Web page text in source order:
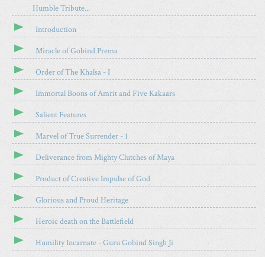
T
I
A
R
T
I
L
Humble Tribute...
Introduction
Miracle of Gobind Prema
Order of The Khalsa - I
Immortal Boons of Amrit and Five Kakaars
Salient Features
Marvel of True Surrender - 1
Deliverance from Mighty Clutches of Maya
Product of Creative Impulse of God
Glorious and Proud Heritage
Heroic death on the Battlefield
Humility Incarnate - Guru Gobind Singh Ji